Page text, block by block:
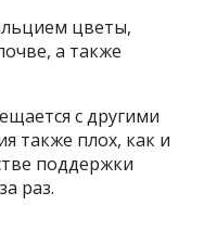
цветы,
а также
с другими
также плох, как и
поддержки
раз.